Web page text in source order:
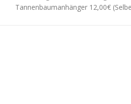
Tannenbaumanhänger 12,00€